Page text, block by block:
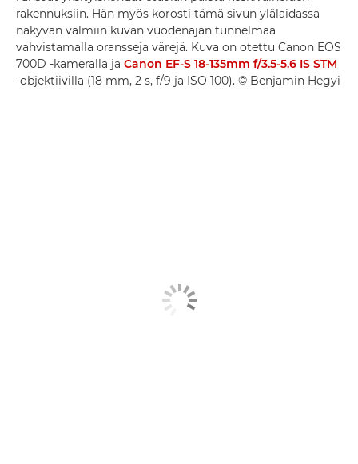
rakennuksiin. Hän myös korosti tämä sivun ylälaidassa
näkyvän valmiin kuvan vuodenajan tunnelmaa
vahvistamalla oransseja värejä. Kuva on otettu Canon EOS
700D -kameralla ja Canon EF-S 18-135mm f/3.5-5.6 IS STM
-objektiivilla (18 mm, 2 s, f/9 ja ISO 100). © Benjamin Hegyi